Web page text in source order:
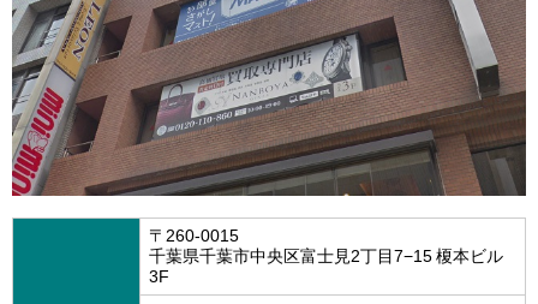
〒260-0015
千葉県千葉市中央区富士見2丁目7−15 榎本ビル
3F